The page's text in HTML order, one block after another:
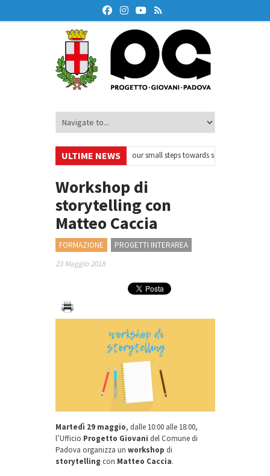
ULTIME NEWS
– Ciclo di webinar •
Your small steps towards sustainability –
• Oxford Debate Lab – Borse di studio 2026/27
Workshop di
storytelling con
Matteo Caccia
FORMAZIONE
PROGETTI INTERAREA
23 Maggio 2018
Martedì 29 maggio, dalle 10:00 alle 18:00,
l’Ufficio Progetto Giovani del Comune di
Padova organizza un workshop di
storytelling con Matteo Caccia.